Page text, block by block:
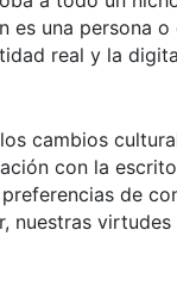
es una persona o
real y la
cambios
con la
de
nuestras